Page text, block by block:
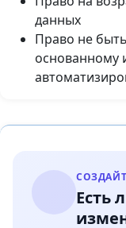
данных
Право не
основанному
Есть